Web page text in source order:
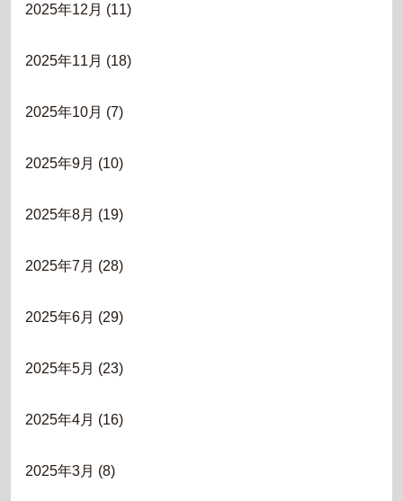
2025年12月 (11)
2025年11月 (18)
2025年10月 (7)
2025年9月 (10)
2025年8月 (19)
2025年7月 (28)
2025年6月 (29)
2025年5月 (23)
2025年4月 (16)
2025年3月 (8)